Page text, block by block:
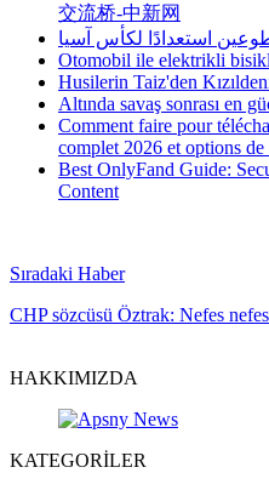
交流桥-中新网
استعدادًا لكأس آسيا
Otomobil ile elektrikli
Husilerin Taiz'den
Altında savaş sonrası en
Comment faire pour
complet 2026 et options de
Best OnlyFand Guide:
Content
Sıradaki Haber
CHP sözcüsü Öztrak: Nefes
HAKKIMIZDA
KATEGORİLER